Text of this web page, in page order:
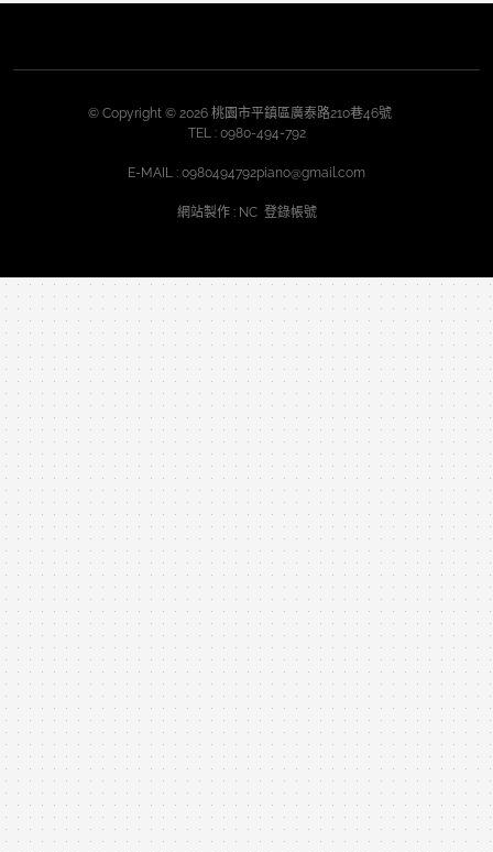
© Copyright © 2026 桃園市平鎮區廣泰路210巷46號
TEL : 0980-494-792
E-MAIL : 0980494792piano@gmail.com
網站製作: NC 登錄帳號